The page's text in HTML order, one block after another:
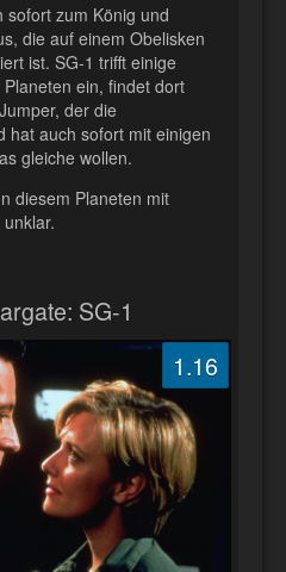
sofort zum König und
die auf einem Obelisken
ist. SG-1 trifft einige
ein, findet dort
der die
hat auch sofort mit einigen
gleiche wollen.
diesem Planeten mit
SG-1
1.16